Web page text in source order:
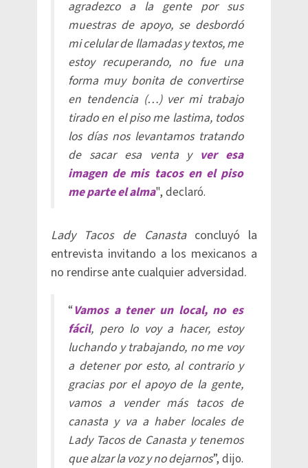
agradezco a la gente por sus
muestras de apoyo, se desbordó
mi celular de llamadas y textos, me
estoy recuperando, no fue una
forma muy bonita de convertirse
en tendencia (…) ver mi trabajo
tirado en el piso me lastima, todos
los días nos levantamos tratando
de sacar esa venta y ver esa
imagen de mis tacos en el piso
me parte el alma", declaró.
Lady Tacos de Canastaconcluyó la
entrevista invitando a los mexicanos a
no rendirse ante cualquier adversidad.
“Vamos a tener un local, no es
fácil, pero lo voy a hacer, estoy
luchando y trabajando, no me voy
a detener por esto, al contrario y
gracias por el apoyo de la gente,
vamos a vender más tacos de
canasta y va a haber locales de
Lady Tacos de Canasta y tenemos
que alzar la voz y no dejarnos”, dijo.​